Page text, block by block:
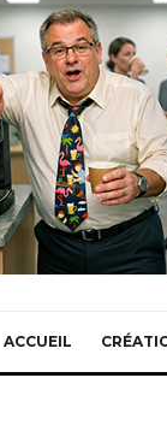
ACCUEIL